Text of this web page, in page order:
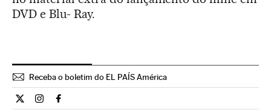
DVD e Blu- Ray.
Receba o boletim do EL PAÍS América
Cultura El País Brasil en Twitter
Cultura El País Brasil en Instagram
Cultura El País Brasil en Facebook